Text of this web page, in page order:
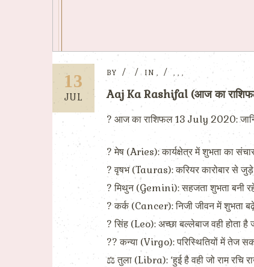
13
JUL
BY IN , , , ,
Aaj Ka Rashifal (आज का
? आज का राशिफल 13 July 2020:
? मेष (Aries): कार्यक्षेत्र में शुभता का
? वृषभ (Tauras): करियर कारोबार से जुड़े
? मिथुन (Gemini): सहजता शुभता बनी
? कर्क (Cancer): निजी जीवन में शुभता
? सिंह (Leo): अच्छा बल्लेबाज वही होता
?? कन्या (Virgo): परिस्थितियों में तेज
⚖ तुला (Libra): ‘हुई है वही जो राम रचि